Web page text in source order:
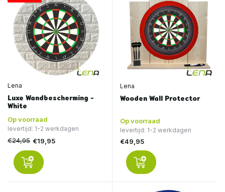
Lena
Luxe Wandbescherming -
White
Op voorraad
levertijd: 1-2 werkdagen
€24,95 €19,95
Lena
Wooden Wall Protector
Op voorraad
levertijd: 1-2 werkdagen
€49,95